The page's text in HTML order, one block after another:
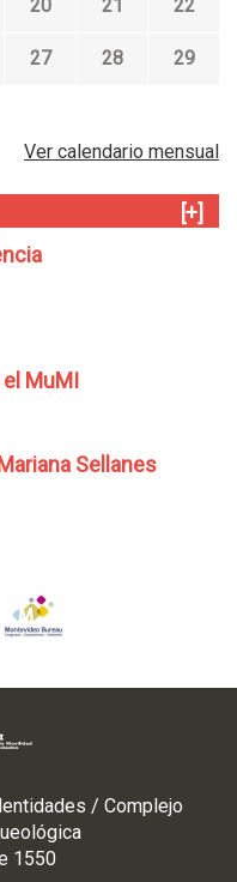
20 21 22
27 28 29
Ver calendario mensual
[+]
MuMI
Sellanes
/ Complejo
1550